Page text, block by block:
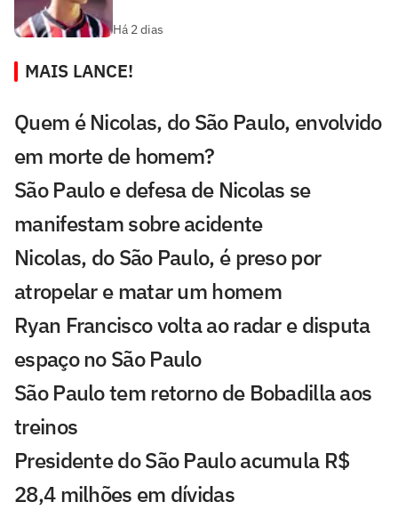
Há 2 dias
MAIS LANCE!
Quem é Nicolas, do São Paulo, envolvido
em morte de homem?
São Paulo e defesa de Nicolas se
manifestam sobre acidente
Nicolas, do São Paulo, é preso por
atropelar e matar um homem
Ryan Francisco volta ao radar e disputa
espaço no São Paulo
São Paulo tem retorno de Bobadilla aos
treinos
Presidente do São Paulo acumula R$
28,4 milhões em dívidas